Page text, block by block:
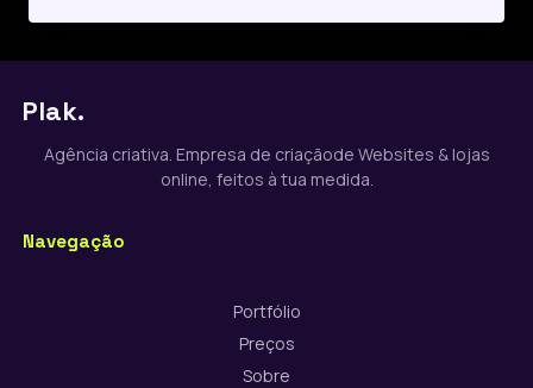
Plak.
Agência criativa. Empresa de criaçãode Websites & lojas
online, feitos à tua medida.
Navegação
Portfólio
Preços
Sobre